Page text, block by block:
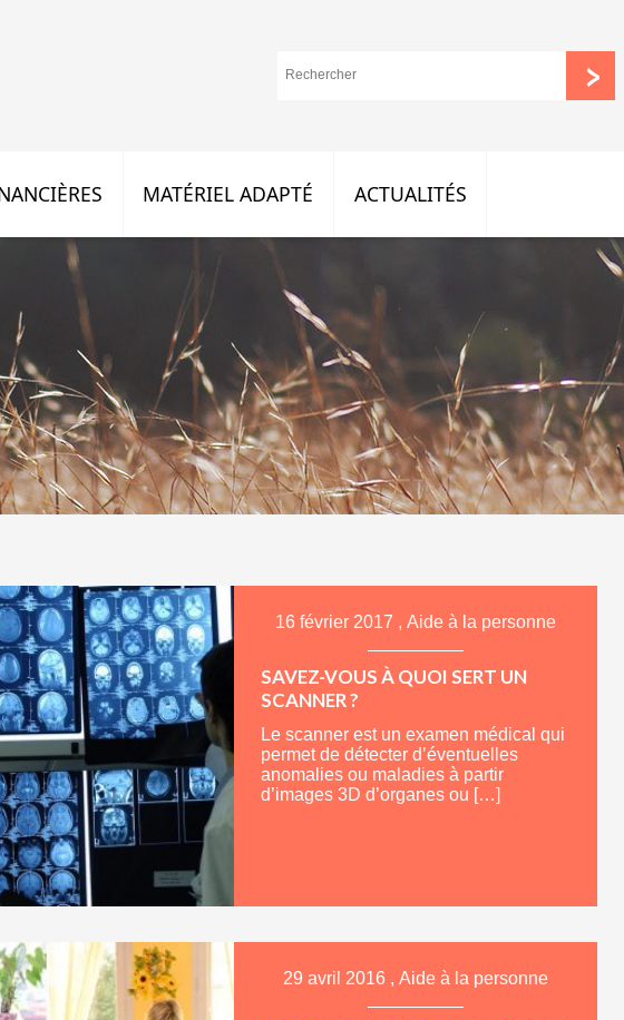
MATÉRIEL ADAPTÉ ACTUALITÉS
16 février 2017 , Aide à la personne
SAVEZ-VOUS À QUOI SERT UN
SCANNER ?
Le scanner est un examen médical qui
permet de détecter d’éventuelles
anomalies ou maladies à partir
d’images 3D d’organes ou […]
29 avril 2016, Aide à la personne